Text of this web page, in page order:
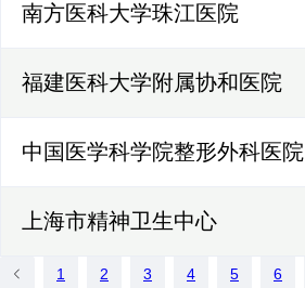
南方医科大学珠江医院
福建医科大学附属协和医院
中国医学科学院整形外科医院
上海市精神卫生中心
1 2 3 4 5 6